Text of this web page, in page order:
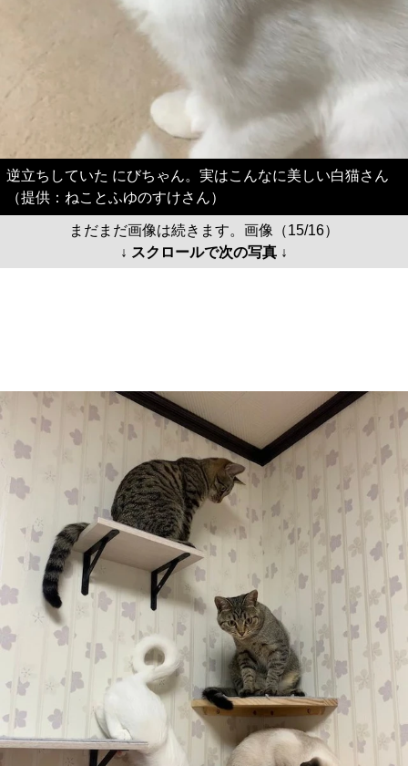
逆立ちしていた にびちゃん。実はこんなに美しい白猫さん
（提供：ねことふゆのすけさん）
まだまだ画像は続きます。画像（15/16）
↓ スクロールで次の写真 ↓